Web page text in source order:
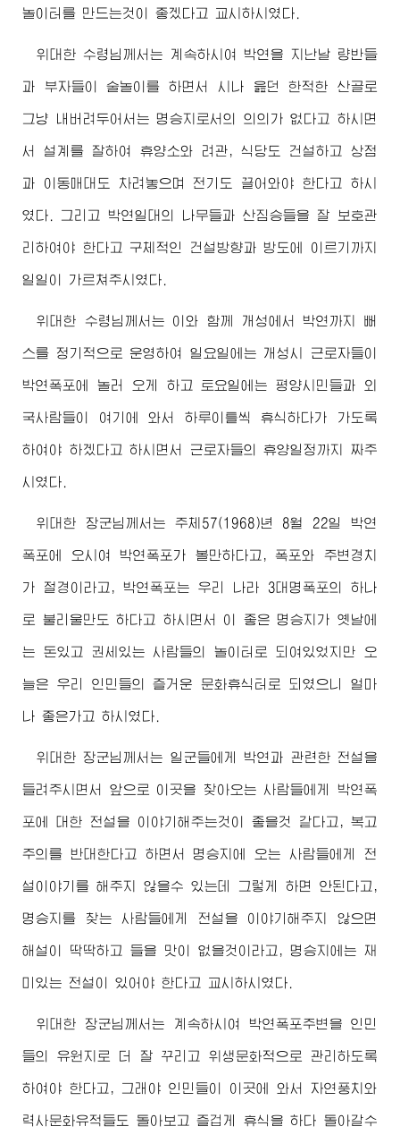
놀이터를 만드는것이 좋겠다고 교시하시였다.
위대한 수령님께서는 계속하시여 박연을 지난날 량반들
과 부자들이 술놀이를 하면서 시나 읊던 한적한 산골로
그냥 내버려두어서는 명승지로서의 의의가 없다고 하시면
서 설계를 잘하여 휴양소와 려관, 식당도 건설하고 상점
과 이동매대도 차려놓으며 전기도 끌어와야 한다고 하시
였다. 그리고 박연일대의 나무들과 산짐승들을 잘 보호관
리하여야 한다고 구체적인 건설방향과 방도에 이르기까지
일일이 가르쳐주시였다.
위대한 수령님께서 는 이와 함께 개성에서 박연까지 뻐
스를 정기적으로 운영하여 일요일에는 개성시 근로자들이
박연폭포에 놀러 오게 하고 토요일에는 평양시민들과 외
국사람들이 여기에 와서 하루이틀씩 휴식하다가 가도록
하여야 하겠다고 하시면서 근로자들의 휴양일정까지 짜주
시였다.
위대한 장군님께서 는 주체57(1968)년 8월 22일 박연
폭포에 오시여 박연폭포가 볼만하다고, 폭포와 주변경치
가 절경이라고, 박연폭포는 우리 나라 3대명폭포의 하나
로 불리울만도 하다고 하시면서 이 좋은 명승지가 옛날에
는 돈있고 권세있는 사람들의 놀이터로 되여있었지만 오
늘은 우리 인민들의 즐거운 문화휴식터로 되였으니 얼마
나 좋은가고 하시였다.
위대한 장군님께서는 일군들에게 박연과 관련한 전설을
들려주시면서 앞으로 이곳을 찾아오는 사람들에게 박연폭
포에 대한 전설을 이야기해주는것이 좋을것 같다고, 복고
주의를 반대한다고 하면서 명승지에 오는 사람들에게 전
설이야기를 해주지 않을수 있는데 그렇게 하면 안된다고,
명승지를 찾는 사람들에게 전설을 이야기해주지 않으면
해설이 딱딱하고 들을 맛이 없을것이라고, 명승지에는 재
미있는 전설이 있어야 한다고 교시하시였다.
위대한 장군님께서는 계속하시여 박연폭포주변을 인민
들의 유원지로 더 잘 꾸리고 위생문화적으로 관리하도록
하여야 한다고, 그래야 인민들이 이곳에 와서 자연풍치와
력사문화유적들도 돌아보고 즐겁게 휴식을 하다 돌아갈수